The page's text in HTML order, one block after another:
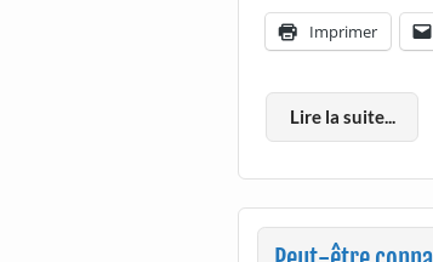
Imprimer
Lire la suite...